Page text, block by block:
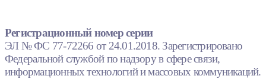
Регистрационный номер серии
ЭЛ № ФС 77-72266 от 24.01.2018. Зарегистрировано
Федеральной службой по надзору в сфере связи,
информационных технологий и массовых коммуникаций.